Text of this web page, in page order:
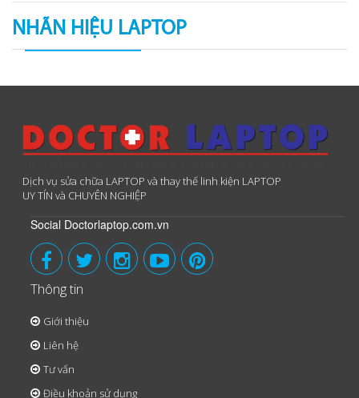
NHÃN HIỆU LAPTOP
Dịch vụ sửa chữa LAPTOP và thay thế linh kiện LAPTOP
UY TÍN và CHUYÊN NGHIỆP
Social Doctorlaptop.com.vn
Thông tin
Giới thiệu
Liên hệ
Tư vấn
Điều khoản sử dụng